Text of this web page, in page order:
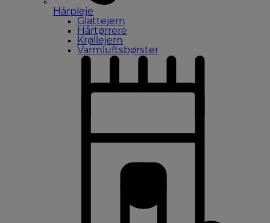
Hårpleje
Glattejern
Hårtørrere
Krøllejern
Varmluftsbørster